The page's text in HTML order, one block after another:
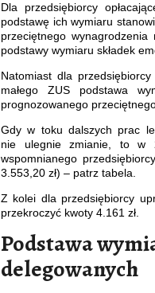
Dla przedsiębiorcy
podstawę ich wymiaru
przeciętnego
podstawy wymiaru składek
Natomiast dla
małego ZUS podstawa
prognozowanego
Gdy w toku dalszych prac
nie ulegnie zmianie, to w
wspomnianego
3.553,20 zł) – patrz tabela.
Z kolei dla przedsiębiorcy
przekroczyć kwoty 4.161 zł.
Podstawa
delegowanych